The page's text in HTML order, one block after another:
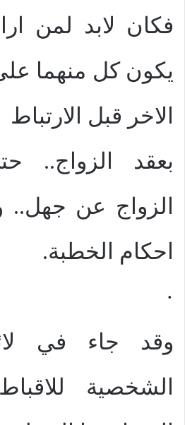
فكان لابد لمن
يكون كل منهما
الاخر قبل الارتباط
بعقد الزواج..
الزواج عن
احكام الخطبة.
·
وقد جاء في
الشخصية